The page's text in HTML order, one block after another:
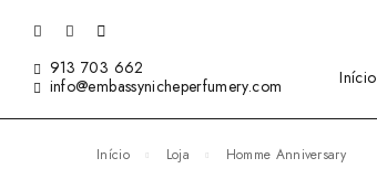
913 703 662
info@embassynicheperfumery.com
Início
Início Loja Homme Anniversary